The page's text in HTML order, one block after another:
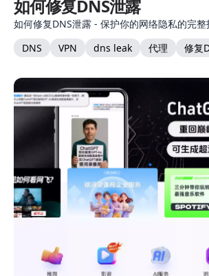
如何修复DNS泄露
如何修复DNS泄露 - 保护你的网络隐私的完整
DNS
VPN dns leak 代理 修复